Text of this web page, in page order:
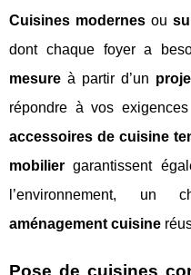
Cuisines modernesou
dont chaque foyer a
mesure à partir d’un
répondre à vos
accessoires de cuisine
mobilier garantissent
l’environnement,
aménagement cuisine